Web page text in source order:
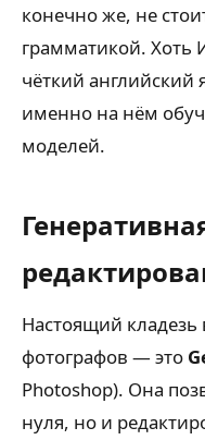
конечно же, не
грамматикой.
чёткий английский
именно на нём
моделей.
Настоящий
фотографов — это
Photoshop). Она
нуля, но и